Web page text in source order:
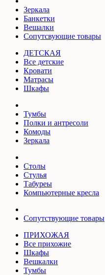
Зеркала
Банкетки
Вешалки
Сопутсвующие товары
ДЕТСКАЯ
Все детские
Кровати
Матрасы
Шкафы
Тумбы
Полки и антресоли
Комоды
Зеркала
Столы
Стулья
Табуреы
Компьютерные кресла
Сопутствующие товары
ПРИХОЖАЯ
Все прихожие
Шкафы
Вешкалки
Тумбы